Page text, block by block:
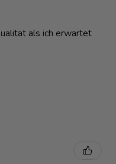
als ich erwartet